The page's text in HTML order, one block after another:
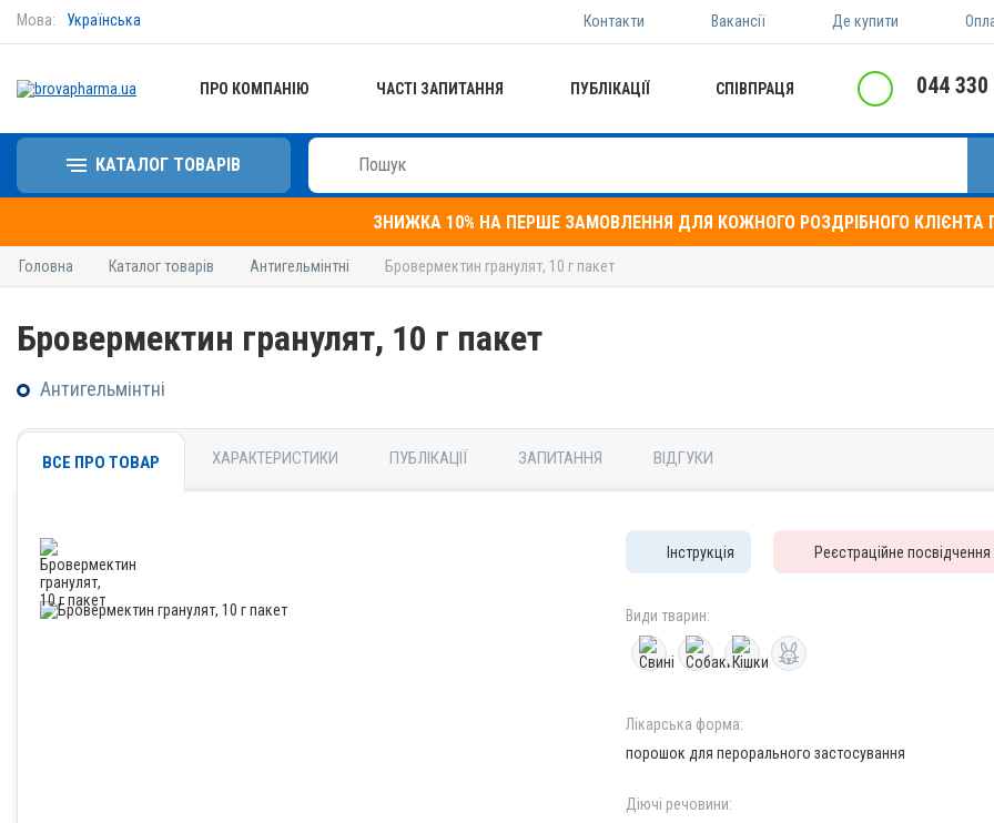
Мова: Українська Контакти Вакансії Де купити
ПРО КОМПАНІЮ ЧАСТІ ЗАПИТАННЯ ПУБЛІКАЦІЇ СПІВПРАЦЯ 044
КАТАЛОГ ТОВАРІВ
ЗНИЖКА 10% НА ПЕРШЕ ЗАМОВЛЕННЯ ДЛЯ КОЖНОГО РОЗДРІБНОГО КЛІЄНТА
Головна Каталог товарів Антигельмінтні Бровермектин гранулят, 10 г пакет
Бровермектин гранулят, 10 г пакет
Антигельмінтні
ВСЕ ПРО ТОВАР ХАРАКТЕРИСТИКИ ПУБЛІКАЦІЇ ЗАПИТАННЯ ВІДГУКИ
Інструкція Реєстраційне посвідчення
Види тварин:
Лікарська форма:
порошок для перорального застосування
Діючі речовини: